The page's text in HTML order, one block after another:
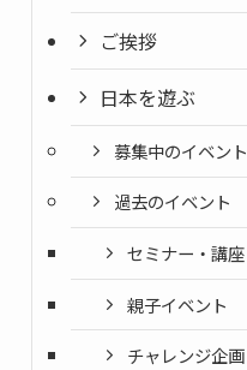
ご挨拶
日本を遊ぶ
募集中のイベント
過去のイベント
セミナー・講座
親子イベント
チャレンジ企画